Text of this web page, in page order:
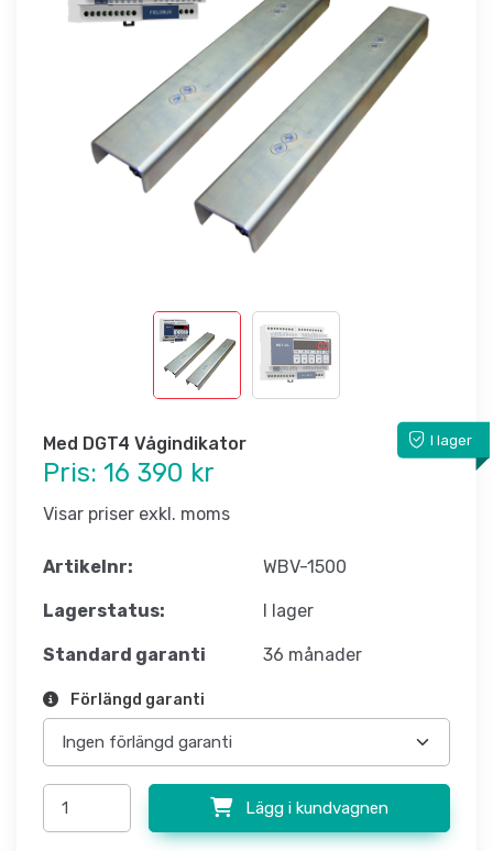
Med DGT4 Vågindikator I lager
Pris: 16 390 kr
Visar priser exkl. moms
Artikelnr: WBV-1500
Lagerstatus: I lager
Standard garanti 36 månader
Förlängd garanti
Lägg i kundvagnen